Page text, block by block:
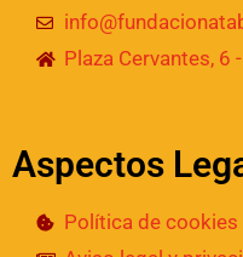
Plaza Cervantes, 6
Aspectos
Política de cookies